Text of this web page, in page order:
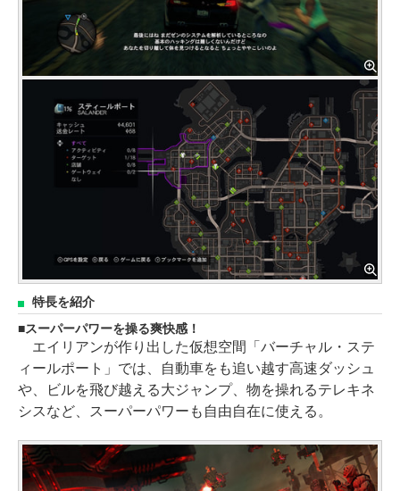
特長を紹介
スーパーパワーを操る爽快感！
エイリアンが作り出した仮想空間「バーチャル・ステ
ィールポート」では、自動車をも追い越す高速ダッシュ
や、ビルを飛び越える大ジャンプ、物を操れるテレキネ
シスなど、スーパーパワーも自由自在に使える。